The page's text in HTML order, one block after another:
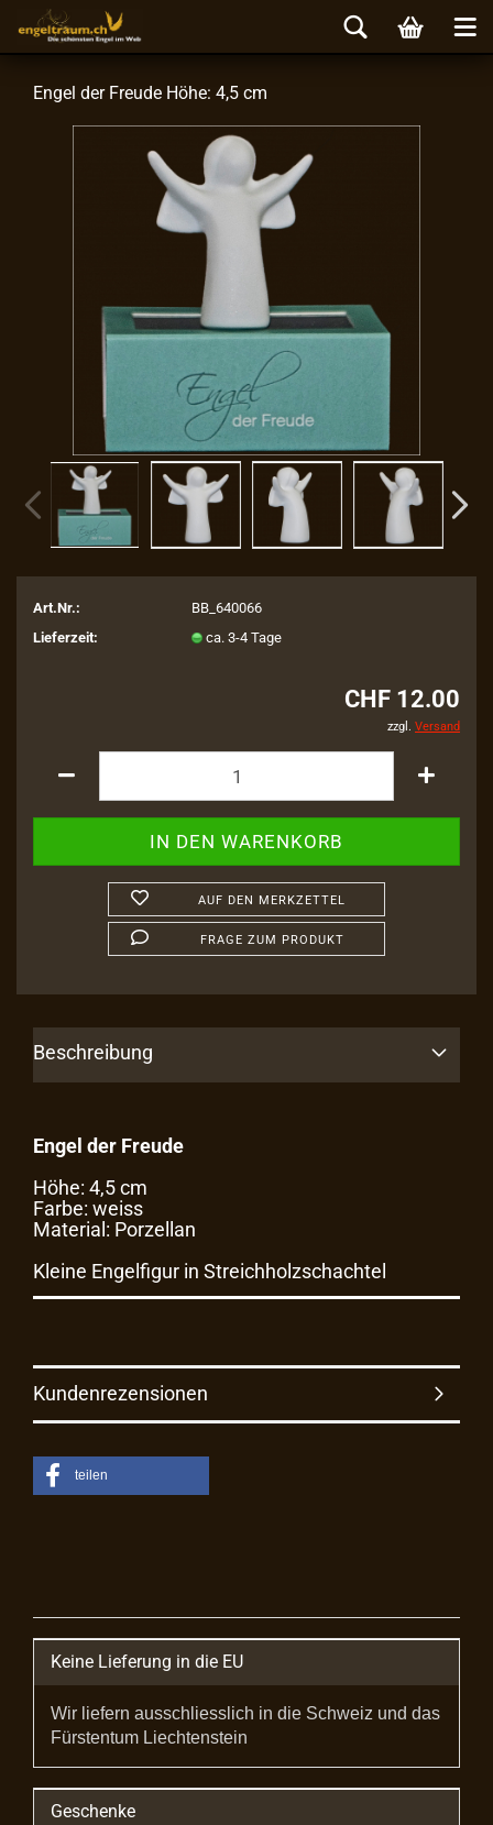
Engel der Freu­de Höhe: 4,5 cm
Art.Nr.:
BB_640066
Lieferzeit:
ca. 3-4 Tage
CHF 12.00
zzgl. Versand
AUF DEN MERKZETTEL
FRAGE ZUM PRODUKT
Beschreibung
Engel der Freude
Höhe: 4,5 cm
Farbe: weiss
Material: Porzellan
Kleine Engelfigur in Streichholzschachtel
Kundenrezensionen
teilen
Keine Lieferung in die EU
Wir liefern ausschliesslich in die Schweiz und das
Fürstentum Liechtenstein
Geschenke